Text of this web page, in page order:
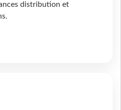
distribution et